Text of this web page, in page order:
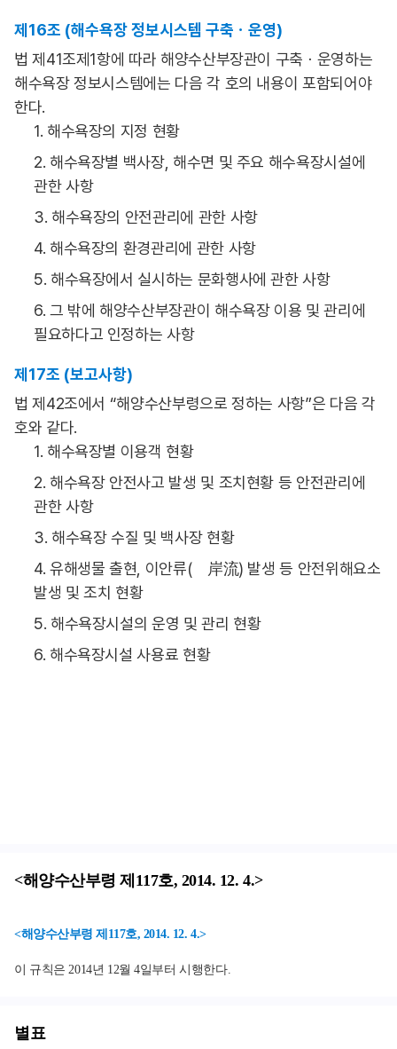
제16조 (해수욕장 정보시스템 구축ㆍ운영)
법 제41조제1항에 따라 해양수산부장관이 구축ㆍ운영하는
해수욕장 정보시스템에는 다음 각 호의 내용이 포함되어야
한다.
1. 해수욕장의 지정 현황
2. 해수욕장별 백사장, 해수면 및 주요 해수욕장시설에
관한 사항
3. 해수욕장의 안전관리에 관한 사항
4. 해수욕장의 환경관리에 관한 사항
5. 해수욕장에서 실시하는 문화행사에 관한 사항
6. 그 밖에 해양수산부장관이 해수욕장 이용 및 관리에
필요하다고 인정하는 사항
제17조 (보고사항)
법 제42조에서 “해양수산부령으로 정하는 사항”은 다음 각
호와 같다.
1. 해수욕장별 이용객 현황
2. 해수욕장 안전사고 발생 및 조치현황 등 안전관리에
관한 사항
3. 해수욕장 수질 및 백사장 현황
4. 유해생물 출현, 이안류(離岸流) 발생 등 안전위해요소
발생 및 조치 현황
5. 해수욕장시설의 운영 및 관리 현황
6. 해수욕장시설 사용료 현황
<해양수산부령 제117호, 2014. 12. 4.>
<해양수산부령 제117호, 2014. 12. 4.>
이 규칙은 2014년 12월 4일부터 시행한다.
별표